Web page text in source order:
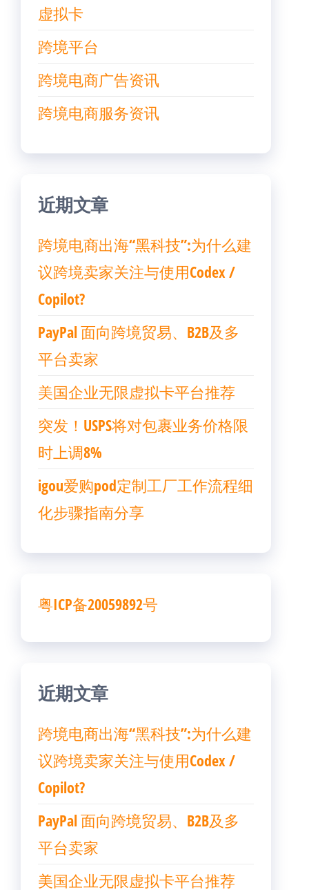
虚拟卡
跨境平台
跨境电商广告资讯
跨境电商服务资讯
近期文章
跨境电商出海“黑科技”:为什么建
议跨境卖家关注与使用Codex /
Copilot?
PayPal 面向跨境贸易、B2B及多
平台卖家
美国企业无限虚拟卡平台推荐
突发！USPS将对包裹业务价格限
时上调8%
igou爱购pod定制工厂工作流程细
化步骤指南分享
粤ICP备20059892号
近期文章
跨境电商出海“黑科技”:为什么建
议跨境卖家关注与使用Codex /
Copilot?
PayPal 面向跨境贸易、B2B及多
平台卖家
美国企业无限虚拟卡平台推荐